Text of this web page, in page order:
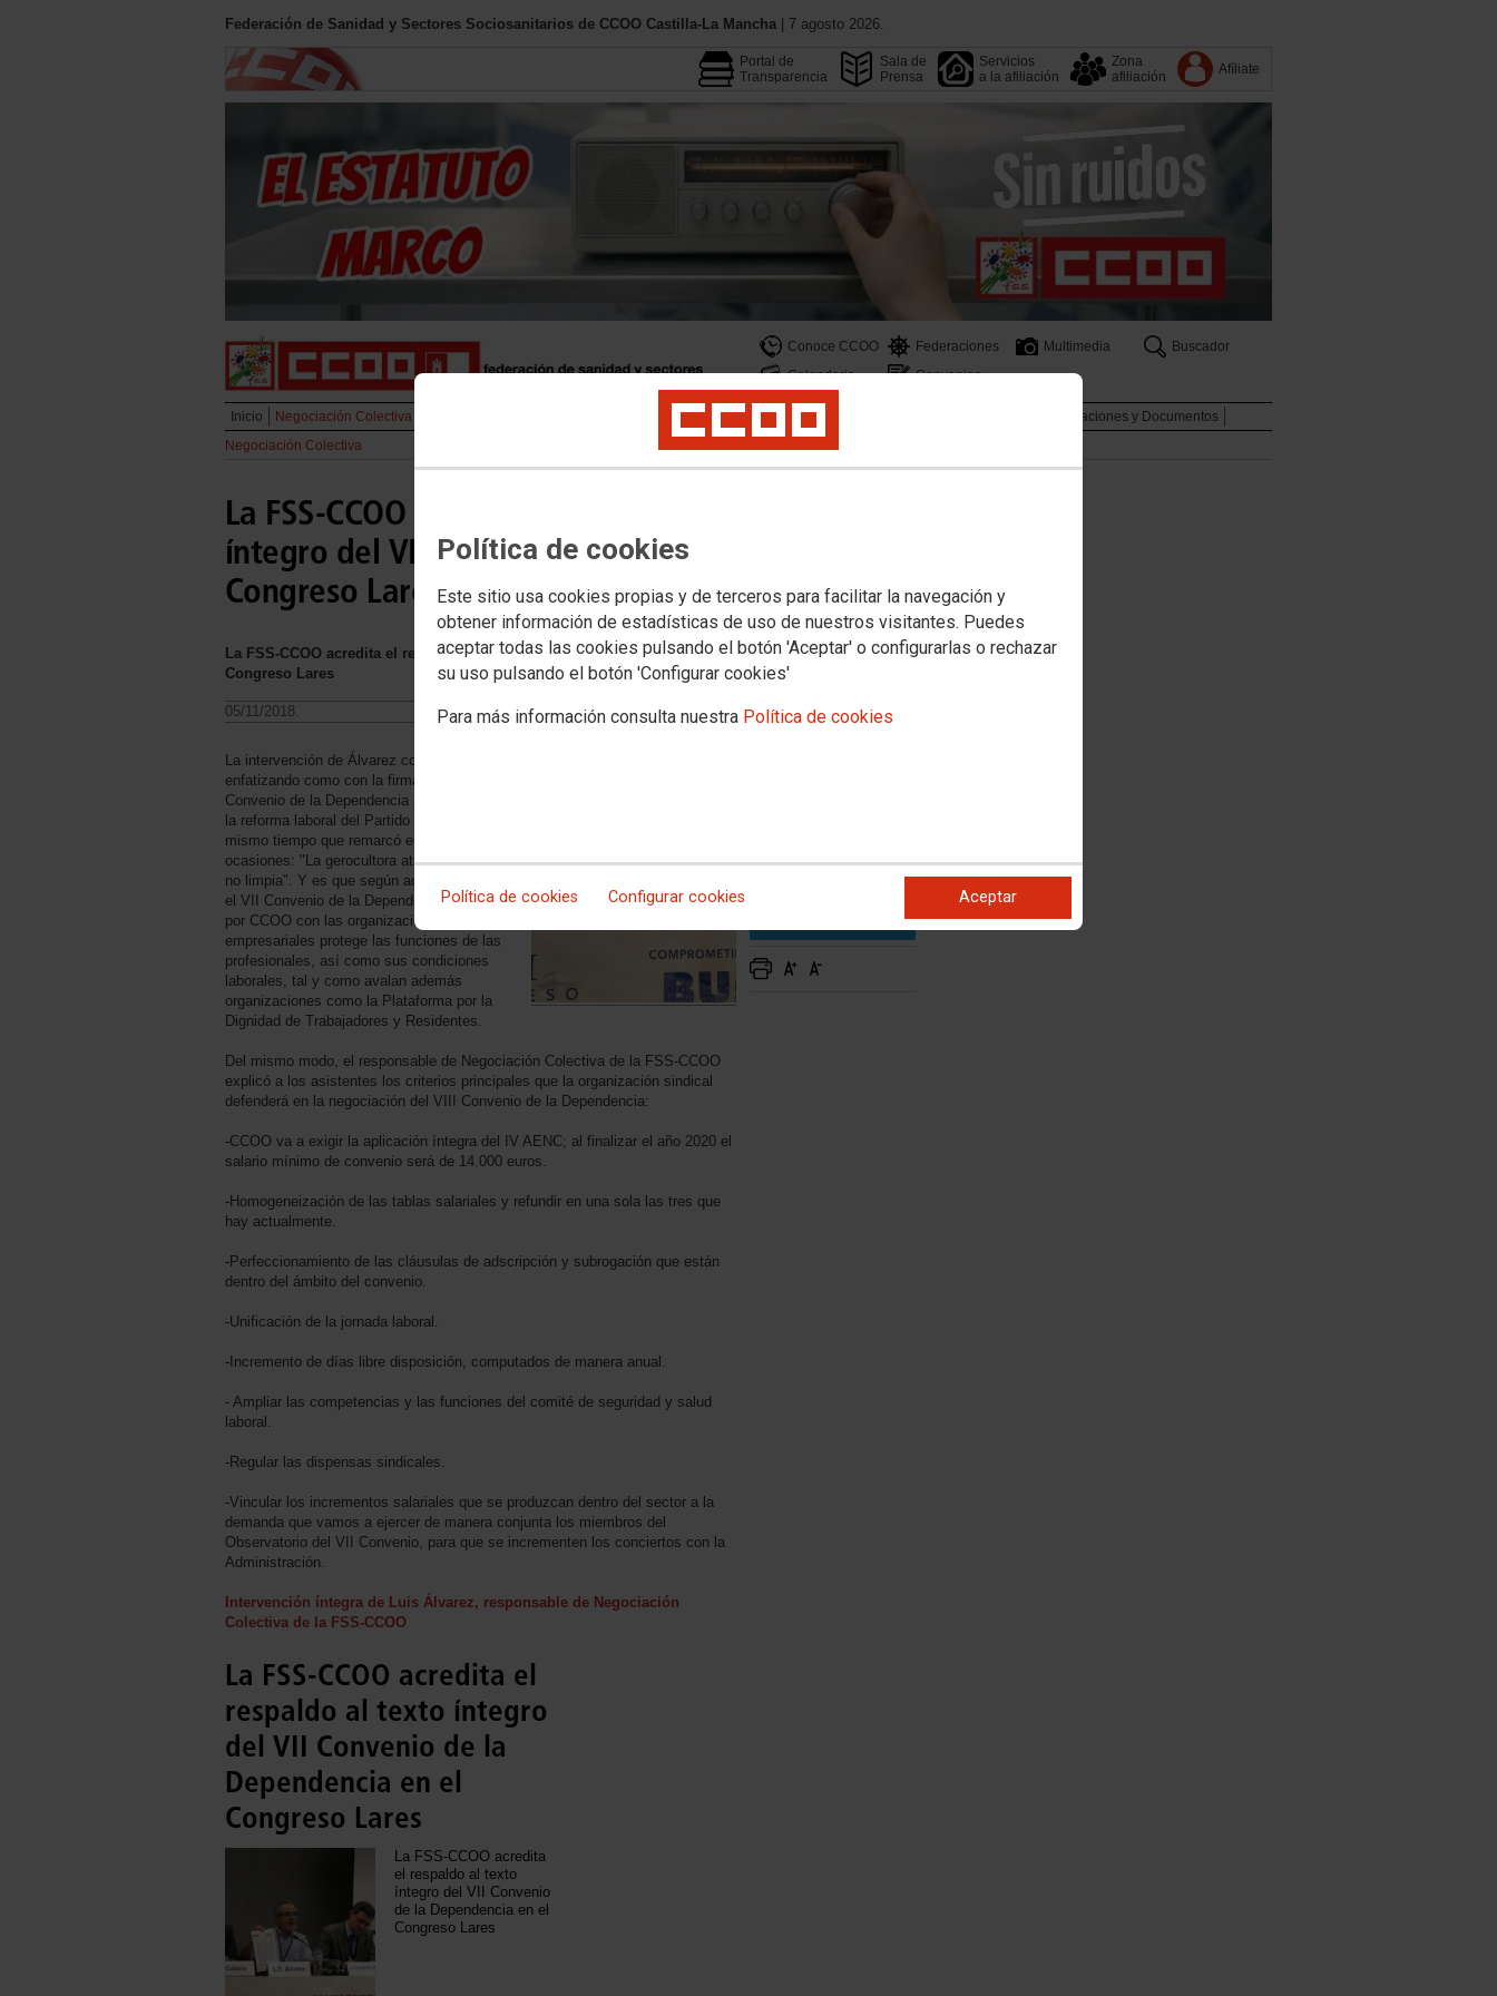
Política de cookies
Este sitio usa cookies propias y de terceros para facilitar la navegación y
obtener información de estadísticas de uso de nuestros visitantes. Puedes
aceptar todas las cookies pulsando el botón 'Aceptar' o configurarlas o rechazar
su uso pulsando el botón 'Configurar cookies'
Para más información consulta nuestra Política de cookies
Política de cookies Configurar cookies Aceptar
Federación de Sanidad y Sectores Sociosanitarios de CCOO Castilla-La Mancha | 7 agosto 2026.
Portal de
Transparencia
Sala de
Prensa
Servicios
a la afiliación
Zona
afiliación
Afíliate
Conoce CCOO Federaciones Multimedia
Buscador
Calendario
Convenios
Inicio Negociación Colectiva Profesionales Jóvenes Mujeres
Publicaciones y Documentos
Negociación Colectiva
La FSS-CCOO acredita el respaldo al texto
íntegro del VII Convenio de la Dependencia en el
Congreso Lares
La FSS-CCOO acredita el respaldo al texto íntegro del VII Convenio de la Dependencia en el
Congreso Lares
05/11/2018.
La intervención de Álvarez comenzó
enfatizando como con la firma del VII
Convenio de la Dependencia se ha revertido
la reforma laboral del Partido Popular, al
mismo tiempo que remarcó en varias
ocasiones: "La gerocultora atiende y cuida,
no limpia". Y es que según aclaró Álvarez,
el VII Convenio de la Dependencia firmado
por CCOO con las organizaciones
empresariales protege las funciones de las
profesionales, así como sus condiciones
laborales, tal y como avalan además
organizaciones como la Plataforma por la
Dignidad de Trabajadores y Residentes.
Del mismo modo, el responsable de Negociación Colectiva de la FSS-CCOO
explicó a los asistentes los criterios principales que la organización sindical
defenderá en la negociación del VIII Convenio de la Dependencia:
-CCOO va a exigir la aplicación íntegra del IV AENC; al finalizar el año 2020 el
salario mínimo de convenio será de 14.000 euros.
-Homogeneización de las tablas salariales y refundir en una sola las tres que
hay actualmente.
-Perfeccionamiento de las cláusulas de adscripción y subrogación que están
dentro del ámbito del convenio.
-Unificación de la jornada laboral.
-Incremento de días libre disposición, computados de manera anual.
- Ampliar las competencias y las funciones del comité de seguridad y salud
laboral.
-Regular las dispensas sindicales.
-Vincular los incrementos salariales que se produzcan dentro del sector a la
demanda que vamos a ejercer de manera conjunta los miembros del
Observatorio del VII Convenio, para que se incrementen los conciertos con la
Administración.
Intervención íntegra de Luis Álvarez, responsable de Negociación
Colectiva de la FSS-CCOO
La FSS-CCOO acredita el
respaldo al texto íntegro
del VII Convenio de la
Dependencia en el
Congreso Lares
La FSS-CCOO acredita
el respaldo al texto
íntegro del VII Convenio
de la Dependencia en el
Congreso Lares